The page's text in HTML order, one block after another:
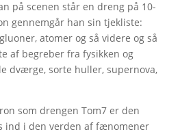
på scenen står en dreng på 10-
gennemgår han sin tjekliste:
atomer og så videre og så
af begreber fra fysikken og
dværge, sorte huller, supernova,
som drengen Tom7 er den
ind i den verden af fænomener